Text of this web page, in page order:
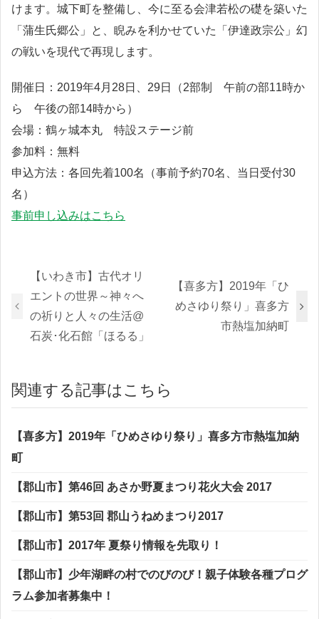
けます。城下町を整備し、今に至る会津若松の礎を築いた
「蒲生氏郷公」と、睨みを利かせていた「伊達政宗公」幻
の戦いを現代で再現します。
開催日：2019年4月28日、29日（2部制 午前の部11時か
ら 午後の部14時から）
会場：鶴ヶ城本丸 特設ステージ前
参加料：無料
申込方法：各回先着100名（事前予約70名、当日受付30
名）
事前申し込みはこちら
【いわき市】古代オリ
エントの世界～神々へ
の祈りと人々の生活@
石炭･化石館「ほるる」
【喜多方】2019年「ひ
めさゆり祭り」喜多方
市熱塩加納町
関連する記事はこちら
【喜多方】2019年「ひめさゆり祭り」喜多方市熱塩加納
町
【郡山市】第46回 あさか野夏まつり花火大会 2017
【郡山市】第53回 郡山うねめまつり2017
【郡山市】2017年 夏祭り情報を先取り！
【郡山市】少年湖畔の村でのびのび！親子体験各種プログ
ラム参加者募集中！